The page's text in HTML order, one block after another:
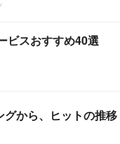
ビスおすすめ40選
から、ヒットの推移